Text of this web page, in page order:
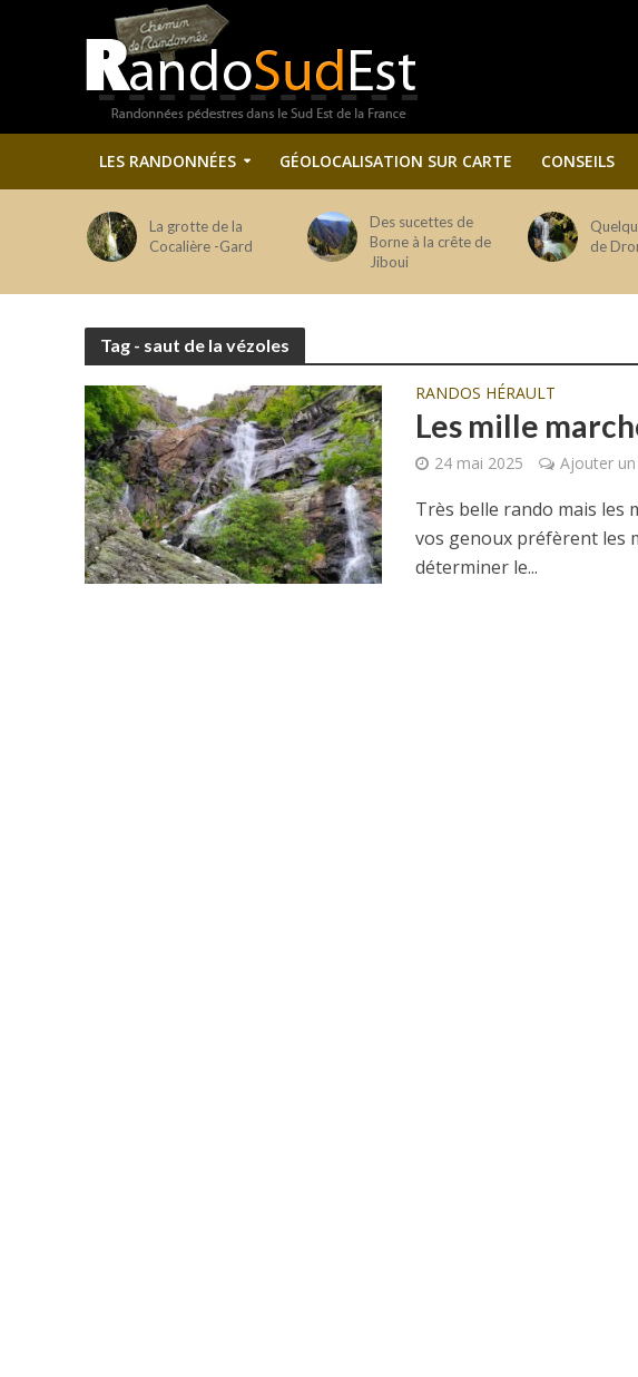
LES RANDONNÉES GÉOLOCALISATION SUR CARTE CONSEILS
La grotte de la
Cocalière -Gard
Des sucettes de
Borne à la crête de
Jiboui
de
Tag - saut de la vézoles
RANDOS HÉRAULT
Les mille
24 mai 2025 Ajouter
Très belle rando mais les
vos genoux préfèrent les
déterminer le...